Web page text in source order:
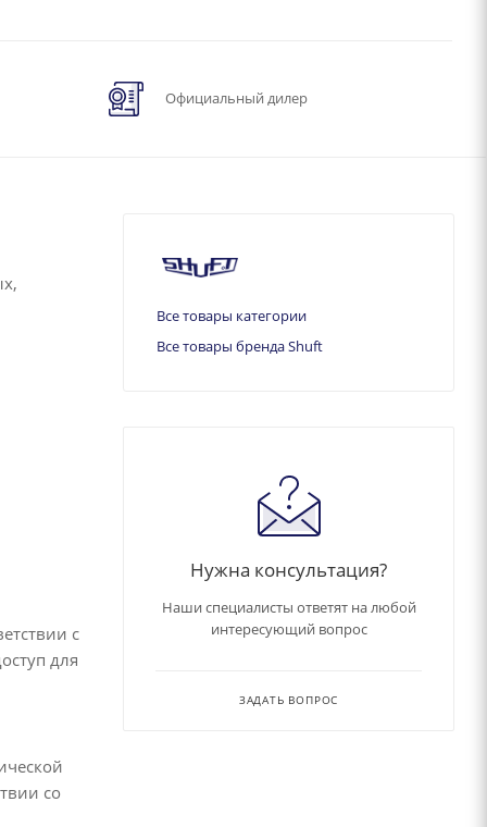
Официальный дилер
с
для
со
Все товары категории
Все товары бренда Shuft
Нужна консультация?
Наши специалисты ответят на любой
интересующий вопрос
ЗАДАТЬ ВОПРОС